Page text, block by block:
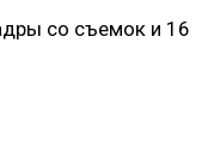
со съемок и 16